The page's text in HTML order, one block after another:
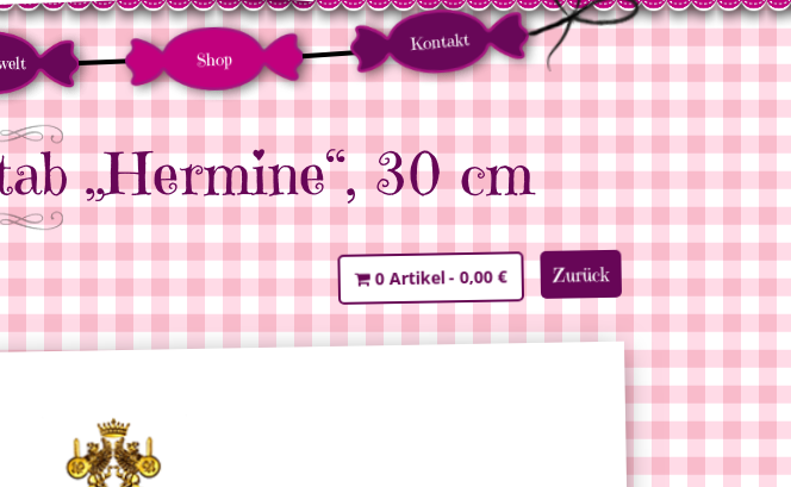
Shop
Kontakt
„Hermine“, 30 cm
Zurück
0 Artikel 0,00 €